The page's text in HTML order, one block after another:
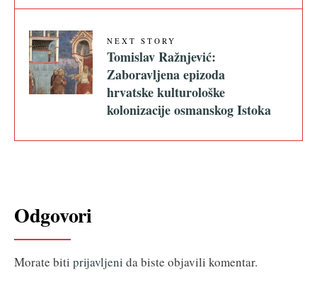
NEXT STORY
Tomislav Ražnjević:
Zaboravljena epizoda
hrvatske kulturološke
kolonizacije osmanskog Istoka
Odgovori
Morate biti prijavljeni da biste objavili komentar.